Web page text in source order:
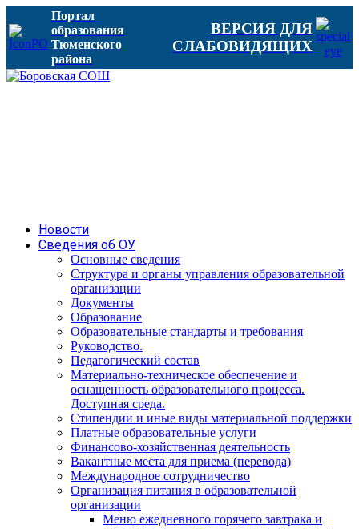
Портал
образования
Тюменского
района
ВЕРСИЯ ДЛЯ
СЛАБОВИДЯЩИХ
Новости
Сведения об ОУ
Основные сведения
Структура и органы управления образовательной
организации
Документы
Образование
Образовательные стандарты и требования
Руководство.
Педагогический состав
Материально-техническое обеспечение и
оснащенность образовательного процесса.
Доступная среда.
Стипендии и иные виды материальной поддержки
Платные образовательные услуги
Финансово-хозяйственная деятельность
Вакантные места для приема (перевода)
Международное сотрудничество
Организация питания в образовательной
организации
Меню ежедневного горячего завтрака и